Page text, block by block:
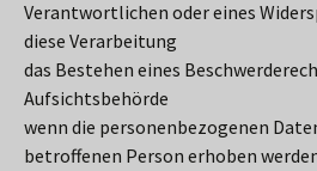
Verantwortlichen oder eines
diese Verarbeitung
das Bestehen eines
Aufsichtsbehörde
wenn die personenbezogenen
betroffenen Person erhoben